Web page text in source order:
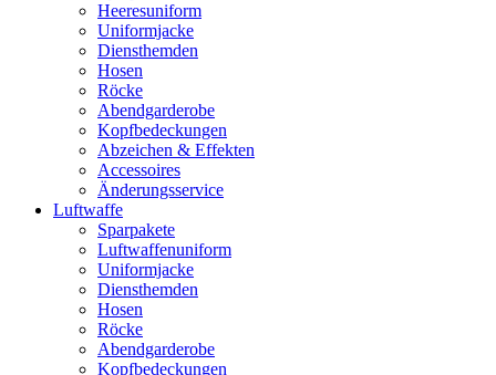
Heeresuniform
Uniformjacke
Diensthemden
Hosen
Röcke
Abendgarderobe
Kopfbedeckungen
Abzeichen & Effekten
Accessoires
Änderungsservice
Luftwaffe
Sparpakete
Luftwaffenuniform
Uniformjacke
Diensthemden
Hosen
Röcke
Abendgarderobe
Kopfbedeckungen